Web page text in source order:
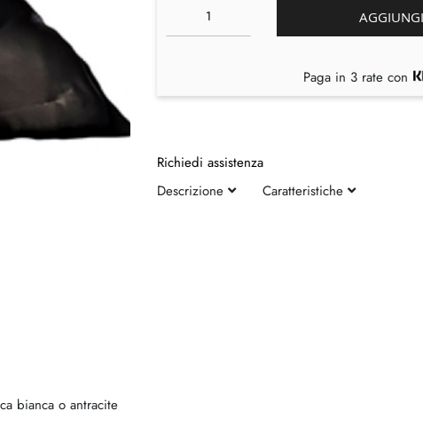
bianca o antracite
Paga in 3 rate con
Richiedi assistenza
Descrizione
Caratteristiche